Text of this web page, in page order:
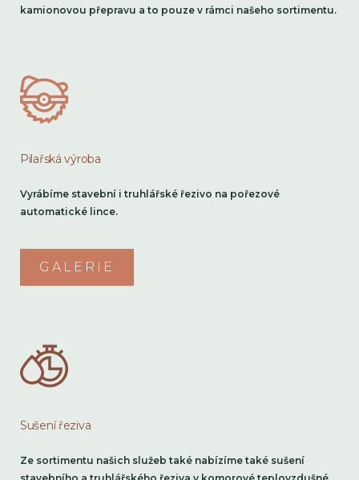
kamionovou přepravu a to pouze v rámci našeho sortimentu.
Pilařská výroba
Vyrábíme stavební i truhlářské řezivo na pořezové
automatické lince.
GALERIE
Sušení řeziva
Ze sortimentu našich služeb také nabízíme také sušení